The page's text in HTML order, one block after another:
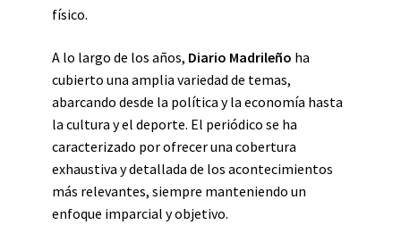
físico.
A lo largo de los años, Diario Madrileño ha
cubierto una amplia variedad de temas,
abarcando desde la política y la economía hasta
la cultura y el deporte. El periódico se ha
caracterizado por ofrecer una cobertura
exhaustiva y detallada de los acontecimientos
más relevantes, siempre manteniendo un
enfoque imparcial y objetivo.